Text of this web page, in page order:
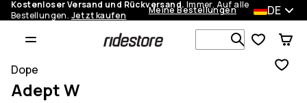
Kostenloser Versand und Rückversand. Immer. Auf alle
Bestellungen. Jetzt kaufen Meine Bestellungen DE
Dope
Adept W